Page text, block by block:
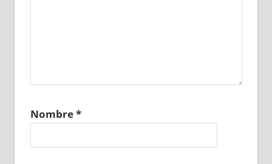
Nombre*